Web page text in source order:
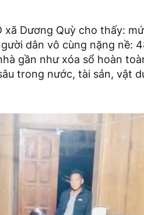
xã Dương Quỳ cho thấy:
dân vô cùng nặng nề:
gần như xóa sổ hoàn
trong nước, tài sản, vật